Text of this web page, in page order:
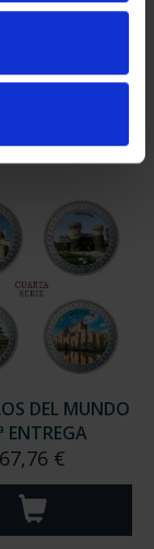
- 4ª
DEL MUNDO
ENTREGA
67,76 €